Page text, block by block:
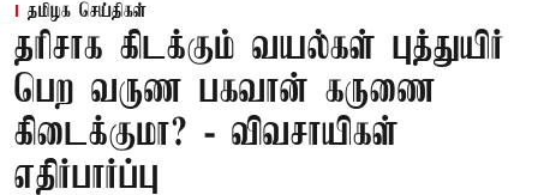
தமிழக செய்திகள்
தரிசாக கிடக்கும் வயல்கள் புத்துயிர்
பெற வருண பகவான் கருணை
கிடைக்குமா? - விவசாயிகள்
எதிர்பார்ப்பு